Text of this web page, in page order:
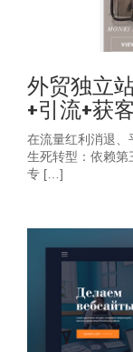
外贸独立
+引流+获
在流量红利消退、
生死转型：依赖第
专 […]